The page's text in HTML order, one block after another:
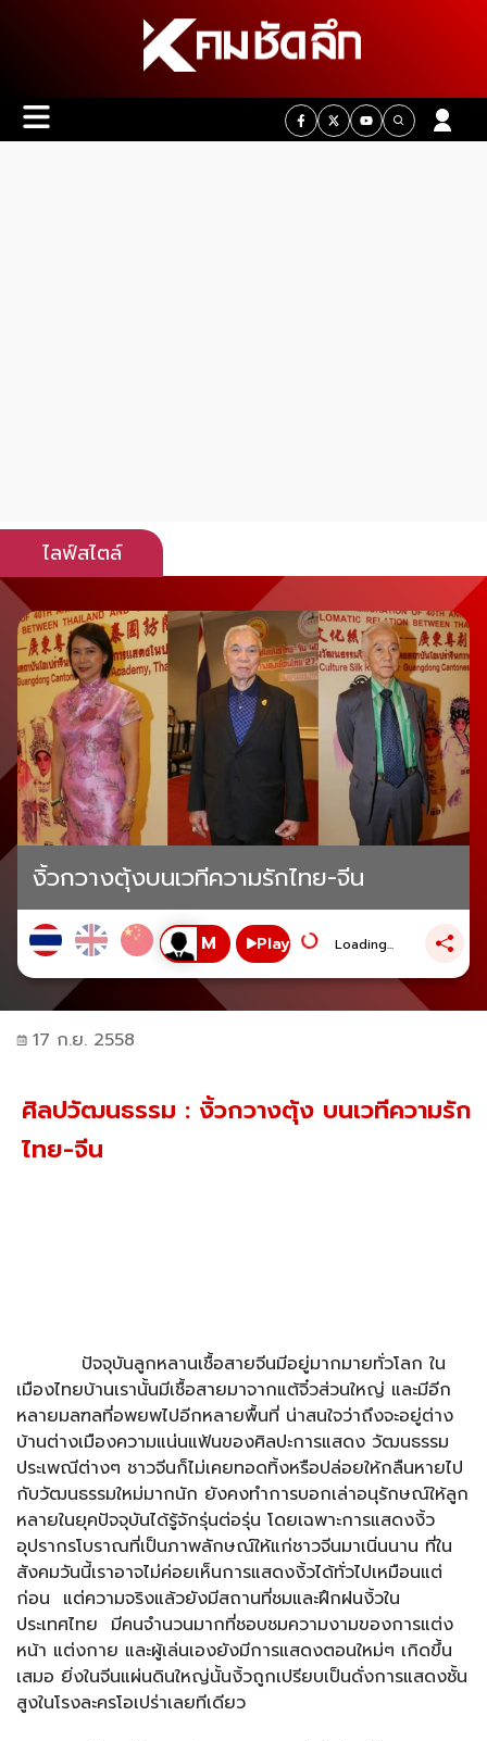
ไลฟ์สไตล์
งิ้วกวางตุ้งบนเวทีความรักไทย-จีน
Play Loading...
17 ก.ย. 2558
ศิลปวัฒนธรรม : งิ้วกวางตุ้ง บนเวทีความรัก
ไทย-จีน
ปัจจุบันลูกหลานเชื้อสายจีนมีอยู่มากมายทั่วโลก ใน
เมืองไทยบ้านเรานั้นมีเชื้อสายมาจากแต้จิ๋วส่วนใหญ่ และมีอีก
หลายมลฑลที่อพยพไปอีกหลายพื้นที่ น่าสนใจว่าถึงจะอยู่ต่าง
บ้านต่างเมืองความแน่นแฟ้นของศิลปะการแสดง วัฒนธรรม
ประเพณีต่างๆ ชาวจีนก็ไม่เคยทอดทิ้งหรือปล่อยให้กลืนหายไป
กับวัฒนธรรมใหม่มากนัก ยังคงทำการบอกเล่าอนุรักษณ์ให้ลูก
หลายในยุคปัจจุบันได้รู้จักรุ่นต่อรุ่น โดยเฉพาะการแสดงงิ้ว
อุปรากรโบราณที่เป็นภาพลักษณ์ให้แก่ชาวจีนมาเนิ่นนาน ที่ใน
สังคมวันนี้เราอาจไม่ค่อยเห็นการแสดงงิ้วได้ทั่วไปเหมือนแต่
ก่อน แต่ความจริงแล้วยังมีสถานที่ชมและฝึกฝนงิ้วใน
ประเทศไทย มีคนจำนวนมากที่ชอบชมความงามของการแต่ง
หน้า แต่งกาย และผู้เล่นเองยังมีการแสดงตอนใหม่ๆ เกิดขึ้น
เสมอ ยิ่งในจีนแผ่นดินใหญ่นั้นงิ้วถูกเปรียบเป็นดั่งการแสดงชั้น
สูงในโรงละครโอเปร่าเลยทีเดียว